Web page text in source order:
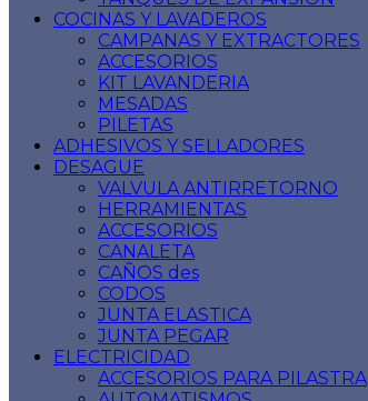
COCINAS Y LAVADEROS
CAMPANAS Y EXTRACTORES
ACCESORIOS
KIT LAVANDERIA
MESADAS
PILETAS
ADHESIVOS Y SELLADORES
DESAGUE
VALVULA ANTIRRETORNO
HERRAMIENTAS
ACCESORIOS
CANALETA
CAÑOS des
CODOS
JUNTA ELASTICA
JUNTA PEGAR
ELECTRICIDAD
ACCESORIOS PARA PILASTRA